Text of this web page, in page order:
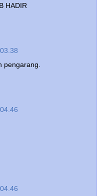
HADIR
pengarang.